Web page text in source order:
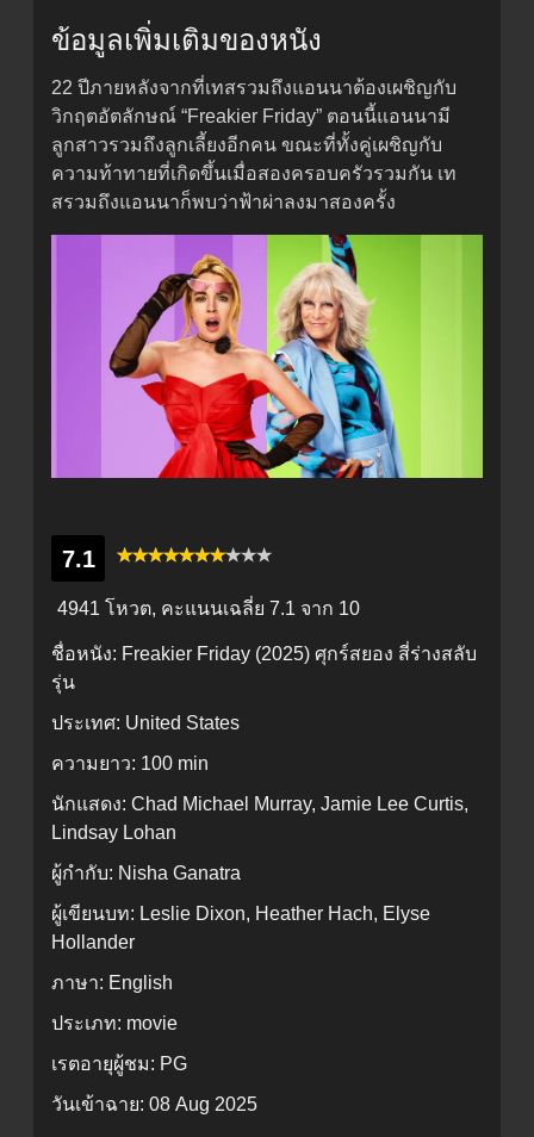
ข้อมูลเพิ่มเติมของหนัง
22 ปีภายหลังจากที่เทสรวมถึงแอนนาต้องเผชิญกับ
วิกฤตอัตลักษณ์ “Freakier Friday” ตอนนี้แอนนามี
ลูกสาวรวมถึงลูกเลี้ยงอีกคน ขณะที่ทั้งคู่เผชิญกับ
ความท้าทายที่เกิดขึ้นเมื่อสองครอบครัวรวมกัน เท
สรวมถึงแอนนาก็พบว่าฟ้าผ่าลงมาสองครั้ง
7.1
4941 โหวต, คะแนนเฉลี่ย 7.1 จาก 10
ชื่อหนัง: Freakier Friday (2025) ศุกร์สยอง สี่ร่างสลับ
รุ่น
ประเทศ: United States
ความยาว: 100 min
นักแสดง: Chad Michael Murray, Jamie Lee Curtis,
Lindsay Lohan
ผู้กำกับ: Nisha Ganatra
ผู้เขียนบท: Leslie Dixon, Heather Hach, Elyse
Hollander
ภาษา: English
ประเภท: movie
เรตอายุผู้ชม: PG
วันเข้าฉาย: 08 Aug 2025